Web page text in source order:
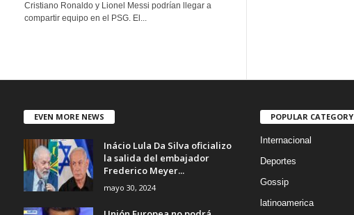
Cristiano Ronaldo y Lionel Messi podrían llegar a
compartir equipo en el PSG. El...
EVEN MORE NEWS
Inácio Lula Da Silva oficializo
la salida del embajador
Frederico Meyer...
mayo 30, 2024
POPULAR CATEGORY
Internacional
Deportes
Gossip
latinoamerica